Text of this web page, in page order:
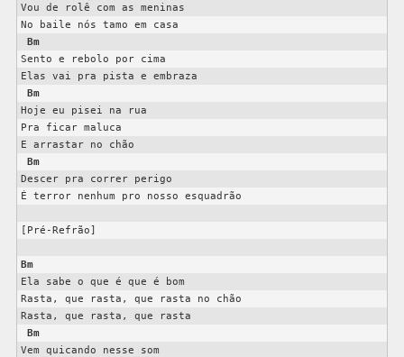
Vou de rolê com as meninas
No baile nós tamo em casa
Bm
Sento e rebolo por cima
Elas vai pra pista e embraza
Bm
Hoje eu pisei na rua
Pra ficar maluca
E arrastar no chão
Bm
Descer pra correr perigo
É terror nenhum pro nosso esquadrão
[Pré-Refrão]
Bm
Ela sabe o que é que é bom
Rasta, que rasta, que rasta no chão
Rasta, que rasta, que rasta
Bm
Vem quicando nesse som